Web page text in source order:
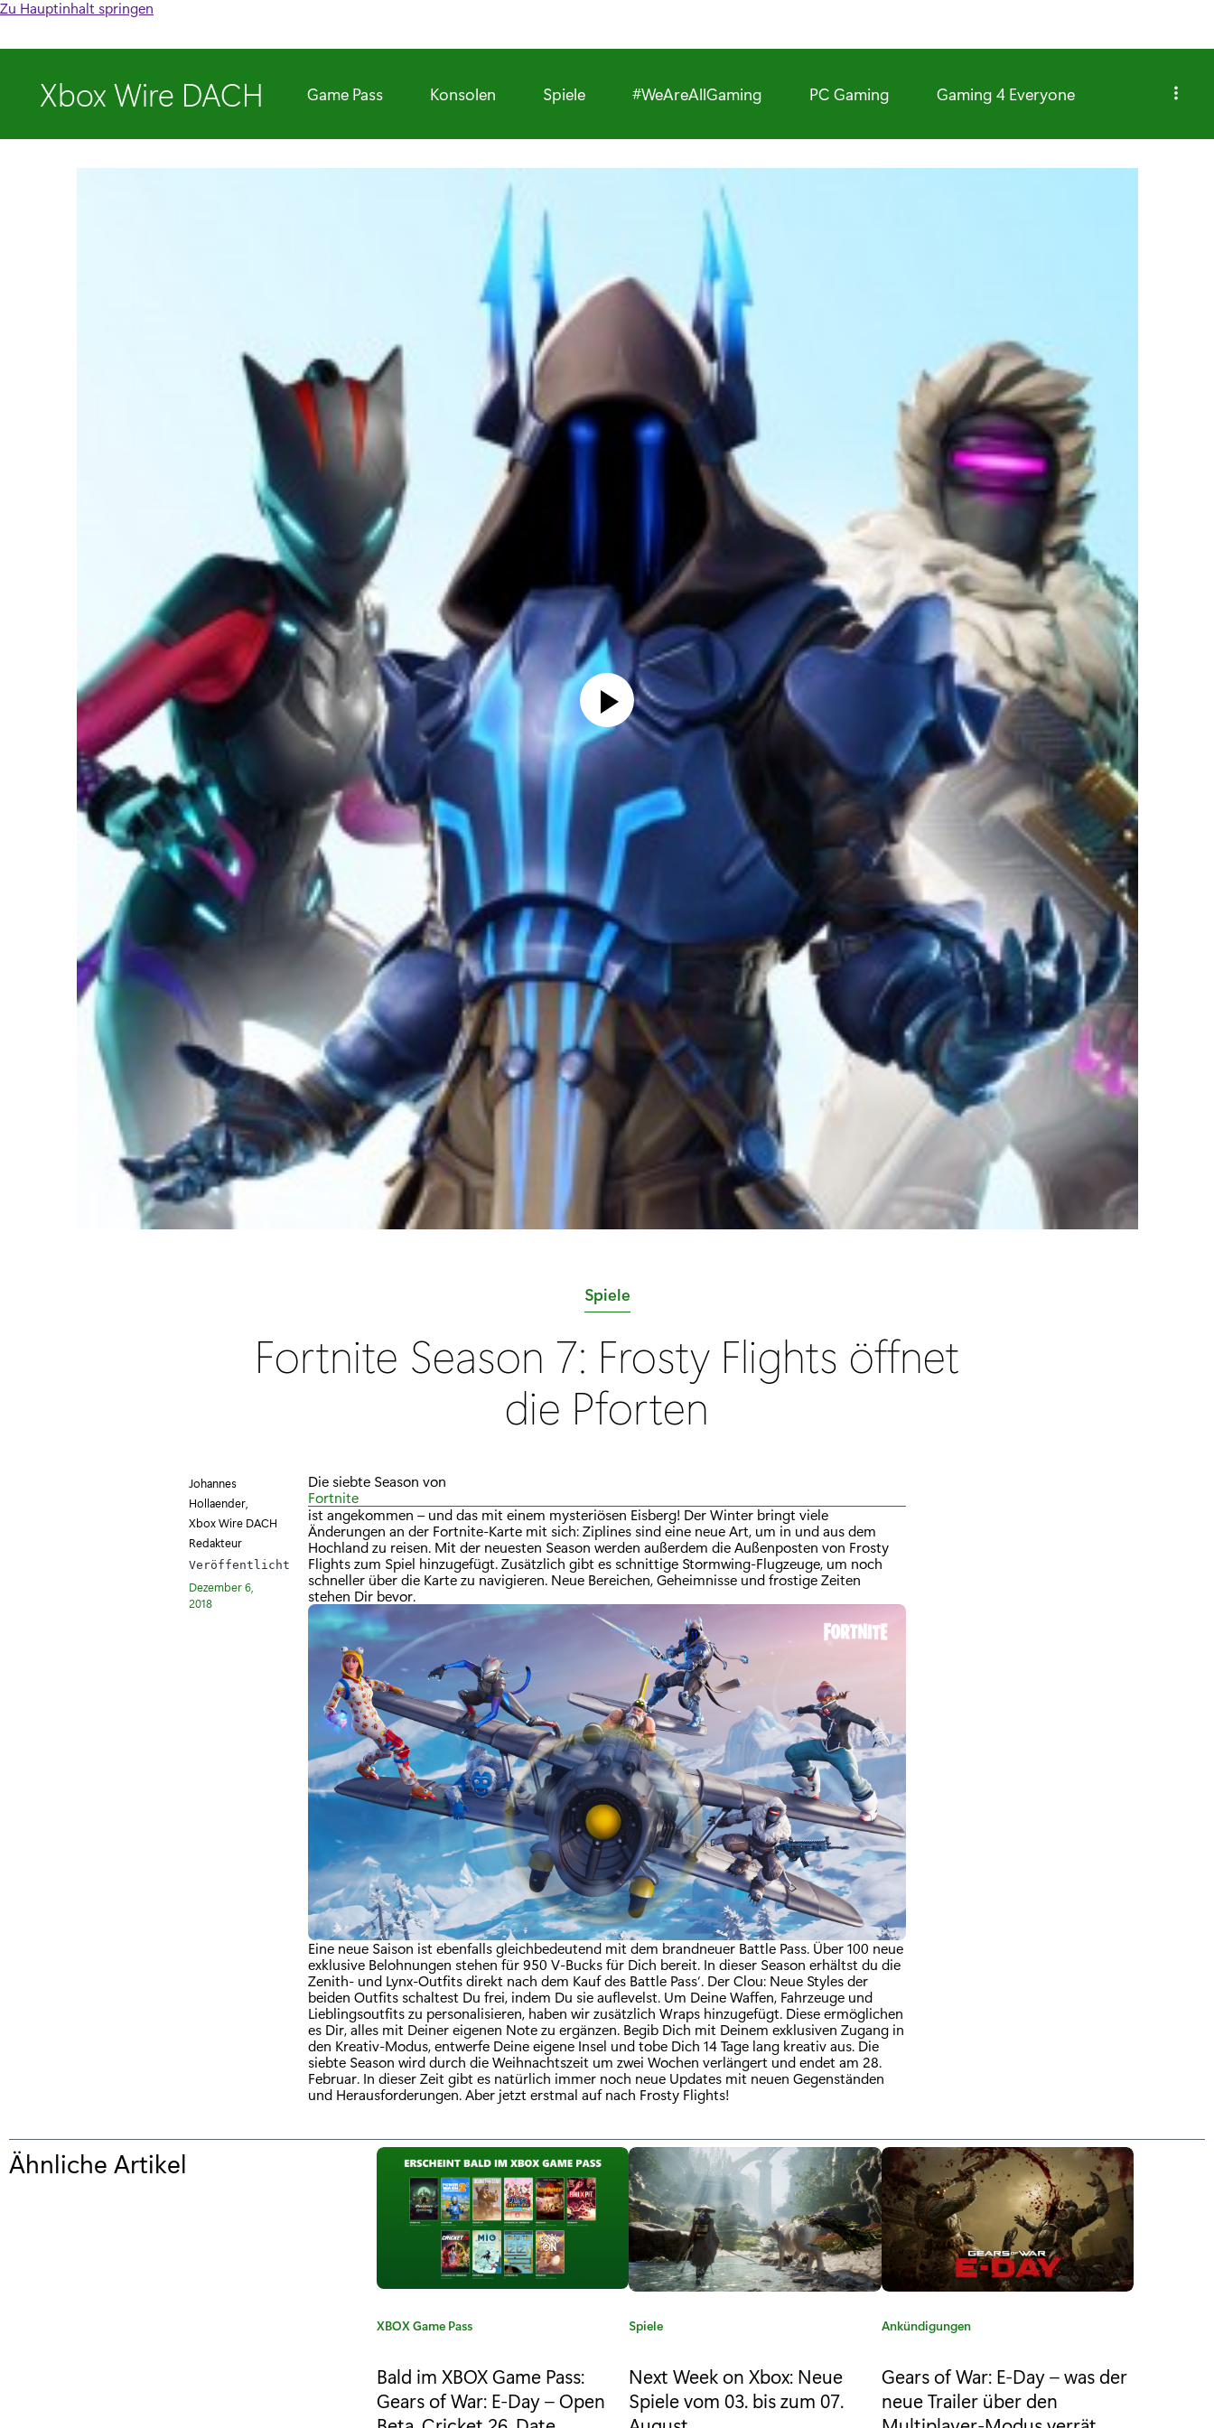
Zu Hauptinhalt springen
Xbox Wire DACH Game Pass Konsolen Spiele #WeAreAllGaming PC Gaming Gaming 4 Everyone
K
t
e
g
e
:
Spiele
Fortnite Season 7: Frosty Flights öffnet
die Pforten
Johannes
Hollaender,
Xbox Wire DACH
Redakteur
Veröffentlicht
Dezember 6,
2018
Die siebte Season von
Fortnite
ist angekommen – und das mit einem mysteriösen Eisberg! Der Winter bringt viele
Änderungen an der Fortnite-Karte mit sich: Ziplines sind eine neue Art, um in und aus dem
Hochland zu reisen. Mit der neuesten Season werden außerdem die Außenposten von Frosty
Flights zum Spiel hinzugefügt. Zusätzlich gibt es schnittige Stormwing-Flugzeuge, um noch
schneller über die Karte zu navigieren. Neue Bereichen, Geheimnisse und frostige Zeiten
stehen Dir bevor.
Eine neue Saison ist ebenfalls gleichbedeutend mit dem brandneuer Battle Pass. Über 100 neue
exklusive Belohnungen stehen für 950 V-Bucks für Dich bereit. In dieser Season erhältst du die
Zenith- und Lynx-Outfits direkt nach dem Kauf des Battle Pass‘. Der Clou: Neue Styles der
beiden Outfits schaltest Du frei, indem Du sie auflevelst. Um Deine Waffen, Fahrzeuge und
Lieblingsoutfits zu personalisieren, haben wir zusätzlich Wraps hinzugefügt. Diese ermöglichen
es Dir, alles mit Deiner eigenen Note zu ergänzen. Begib Dich mit Deinem exklusiven Zugang in
den Kreativ-Modus, entwerfe Deine eigene Insel und tobe Dich 14 Tage lang kreativ aus. Die
siebte Season wird durch die Weihnachtszeit um zwei Wochen verlängert und endet am 28.
Februar. In dieser Zeit gibt es natürlich immer noch neue Updates mit neuen Gegenständen
und Herausforderungen. Aber jetzt erstmal auf nach Frosty Flights!
Ähnliche Artikel
K
t
e
g
XBOX Game Pass
Bald im XBOX Game Pass:
Gears of War: E-Day – Open
K
t
e
g
Spiele
Next Week on Xbox: Neue
Spiele vom 03. bis zum 07.
K
t
e
g
Ankündigungen
Gears of War: E-Day – was der
neue Trailer über den